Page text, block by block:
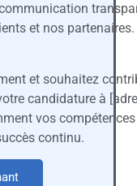
et nos partenaires.
et souhaitez
candidature à
vos
continu.